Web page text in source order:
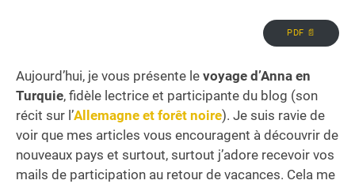
PDF 📄
Aujourd’hui, je vous présente le voyage d’Anna en
Turquie, fidèle lectrice et participante du blog (son
récit sur l’Allemagne et forêt noire). Je suis ravie de
voir que mes articles vous encouragent à découvrir de
nouveaux pays et surtout, surtout j’adore recevoir vos
mails de participation au retour de vacances. Cela me